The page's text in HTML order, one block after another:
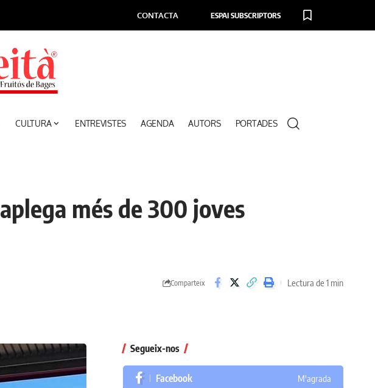
CONTACTA ESPAI SUBSCRIPTORS
CULTURA ENTREVISTES AGENDA AUTORS PORTADES
més de 300 joves
Comparteix Lectura de 1 min
Segueix-nos
Facebook M'agrada